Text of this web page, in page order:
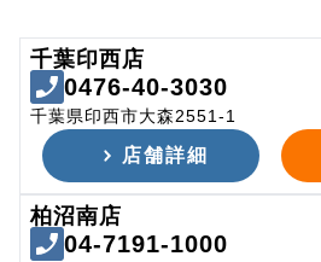
千葉印西店
0476-40-3030
千葉県印西市大森2551-1
店舗詳細
柏沼南店
04-7191-1000